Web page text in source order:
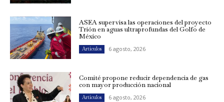
ASEA supervisa las operaciones del proyecto
Trión en aguas ultraprofundas del Golfo de
México
Artículos 6 agosto, 2026
Comité propone reducir dependencia de gas
con mayor producción nacional
Artículos 6 agosto, 2026